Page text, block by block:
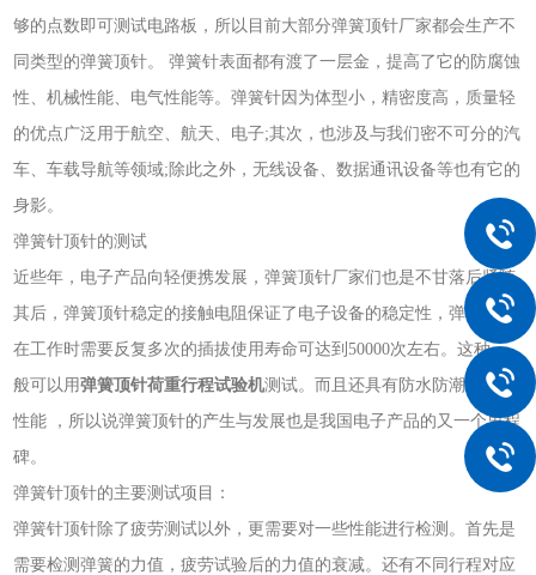
够的点数即可测试电路板，所以目前大部分弹簧顶针厂家都会生产不
同类型的弹簧顶针。 弹簧针表面都有渡了一层金，提高了它的防腐蚀
性、机械性能、电气性能等。弹簧针因为体型小，精密度高，质量轻
的优点广泛用于航空、航天、电子;其次，也涉及与我们密不可分的汽
车、车载导航等领域;除此之外，无线设备、数据通讯设备等也有它的
身影。
弹簧针顶针的测试
近些年，电子产品向轻便携发展，弹簧顶针厂家们也是不甘落后紧随
其后，弹簧顶针稳定的接触电阻保证了电子设备的稳定性，弹簧顶针
在工作时需要反复多次的插拔使用寿命可达到 50000次左右。这种一
般可以用弹簧顶针荷重行程试验机测试。 而且还具有防水防潮抗震的
性能
，所以说弹簧顶针的产生与发展也是我国电子产品的又一个里程
碑。
弹簧针顶针的主要测试项目：
弹簧针顶针除了疲劳测试以外，更需要对一些性能进行检测。首先是
需要检测弹簧的力值，疲劳试验后的力值的衰减。还有不同行程对应